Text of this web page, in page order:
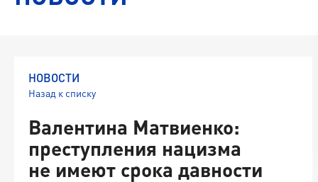
НОВОСТИ
Назад к списку
Валентина Матвиенко:
преступления нацизма
не имеют срока давности